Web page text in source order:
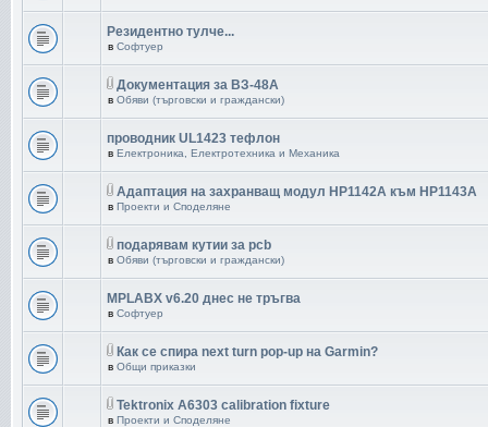
Резидентно тулче...
в Софтуер
Документация за ВЗ-48А
в Обяви (търговски и граждански)
проводник UL1423 тефлон
в Електроника, Електротехника и Механика
Адаптация на захранващ модул HP1142A към HP1143A
в Проекти и Споделяне
подарявам кутии за pcb
в Обяви (търговски и граждански)
MPLABX v6.20 днес не тръгва
в Софтуер
Как се спира next turn pop-up на Garmin?
в Общи приказки
Tektronix A6303 calibration fixture
в Проекти и Споделяне